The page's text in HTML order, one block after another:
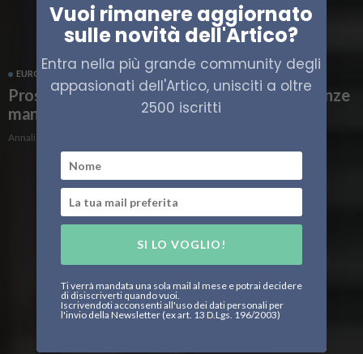
EUROPA PROSPETTIVA BRUXELLES
Prospettiva Bruxelles, appuntamenti e scadenze
mancate per l’UE
Annalisa Gozzi
Vuoi rimanere aggiornato
sulle novità dell'Artico?
Entra nella più grande community degli
appasionati dell'Artico, unisciti a oltre
2500 iscritti
SI LO VOGLIO!
Ti verrà mandata una sola mail al mese e potrai decidere
di disiscriverti quando vuoi.
Iscrivendoti acconsenti all'uso dei dati personali per
l'invio della Newsletter (ex art. 13 D.Lgs. 196/2003)